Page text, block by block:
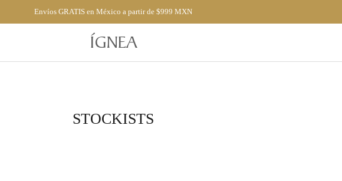
Envíos GRATIS en México a partir de $999 MXN
ÍGNEA
STOCKISTS